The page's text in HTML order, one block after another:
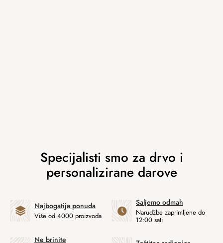
Najbogatija ponuda
Više od 4000 proizvoda
Šaljemo odmah
Narudžbe zaprimljene do
12:00 sati
Ne brinite